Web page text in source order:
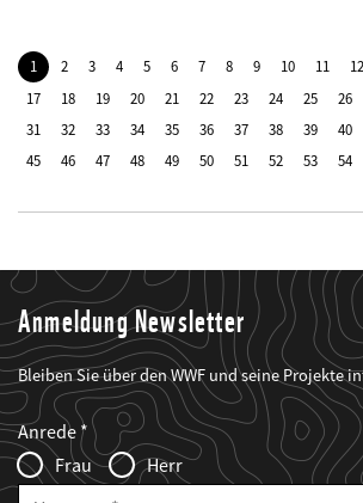
1 2 3 4 5 6 7 8 9 10 11 12
17
18 19 20 21 22 23 24 25 26
31
32 33 34 35 36 37 38 39 40
45
46 47 48 49 50 51 52 53 54
Anmeldung Newsletter
Bleiben Sie über den WWF und seine Projekte
Web2Case
Infofelder
Fieldset
anrede_name
Anrede
Frau
Herr